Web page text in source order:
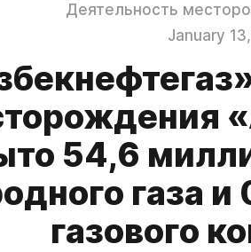
Деятельность
January
54,6
газа
газового